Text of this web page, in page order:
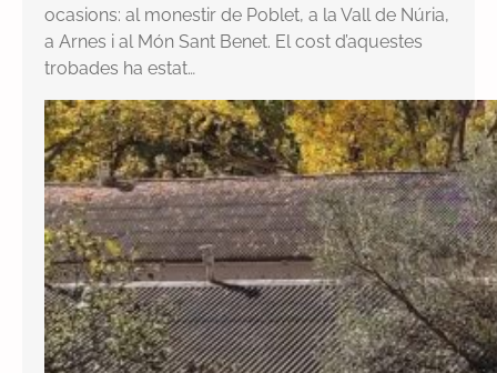
ocasions: al monestir de Poblet, a la Vall de Núria,
a Arnes i al Món Sant Benet. El cost d’aquestes
trobades ha estat…